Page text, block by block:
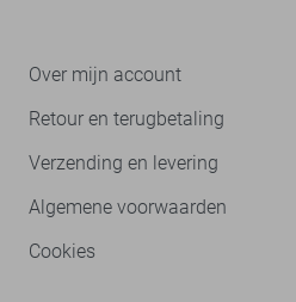
Over mijn account
Retour en terugbetaling
Verzending en levering
Algemene voorwaarden
Cookies